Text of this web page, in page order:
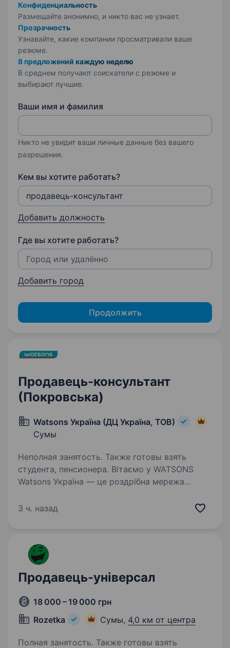
Конфиденциальность
Размещайте анонимно, и никто вас не узнает.
Прозрачность
Узнавайте, какие компании просматривали ваше
резюме.
8 предложений каждую неделю
В среднем получают соискатели с резюме и
выбирают лучшие.
Ваши имя и фамилия
Никто не увидит ваши личные данные без вашего
разрешения.
Кем вы хотите работать?
Добавить должность
Где вы хотите работать?
Добавить город
Продолжить
Продавець-консультант
(Покровська)
Watsons Україна (ДЦ Україна, ТОВ)
Сумы
Неполная занятость. Также готовы взять
студента, пенсионера. Вітаємо у WATSONS
Watsons Україна — це роздрібна мережа
Частина великої сім'ї A.S. Watson Group:
3 ч. назад
Продавець-універсал
18 000 – 19 000 грн
Rozetka
Сумы, 4,0 км от центра
Полная занятость. Также готовы взять